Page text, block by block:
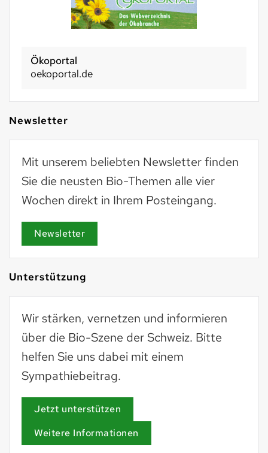
Ökoportal
oekoportal.de
Newsletter
Mit unserem beliebten Newsletter finden
Sie die neusten Bio-Themen alle vier
Wochen direkt in Ihrem Posteingang.
Newsletter
Unterstützung
Wir stärken, vernetzen und informieren
über die Bio-Szene der Schweiz. Bitte
helfen Sie uns dabei mit einem
Sympathiebeitrag.
Jetzt unterstützen
Weitere Informationen